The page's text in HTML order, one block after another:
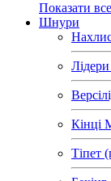
Показати
Шнури
Лідери
Кінці
Тіпет